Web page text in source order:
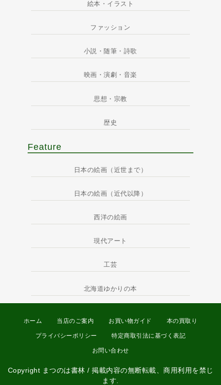
絵本・イラスト
ファッション
小説・随筆・詩歌
映画・演劇・音楽
思想・宗教
歴史
Feature
日本の絵画（近世まで）
日本の絵画（近代以降）
西洋の絵画
現代アート
工芸
北海道ゆかりの本
ホーム 当店のご案内 お買い物ガイド 本の買取り
プライバシーポリシー 特定商取引法に基づく表記
お問い合わせ
Copyright まつのは書林 / 掲載内容の無断転載、商用利用を禁じ
ます.